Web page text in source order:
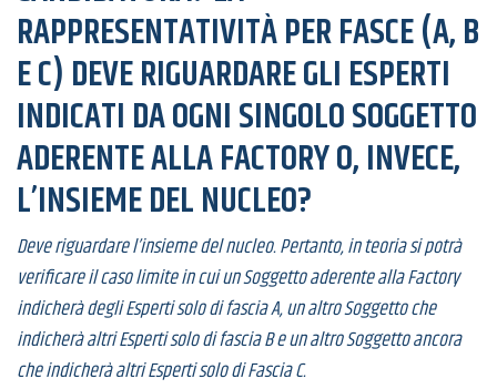
RAPPRESENTATIVITÀ PER FASCE (A, B
E C) DEVE RIGUARDARE GLI ESPERTI
INDICATI DA OGNI SINGOLO SOGGETTO
ADERENTE ALLA FACTORY O, INVECE,
L’INSIEME DEL NUCLEO?
Deve riguardare l’insieme del nucleo. Pertanto, in teoria si potrà
verificare il caso limite in cui un Soggetto aderente alla Factory
indicherà degli Esperti solo di fascia A, un altro Soggetto che
indicherà altri Esperti solo di fascia B e un altro Soggetto ancora
che indicherà altri Esperti solo di Fascia C.